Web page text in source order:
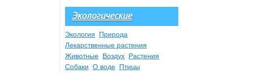
Экологические
Экология
Природа
Лекарственные растения
Животные Воздух Растения
Собаки О воде Птицы